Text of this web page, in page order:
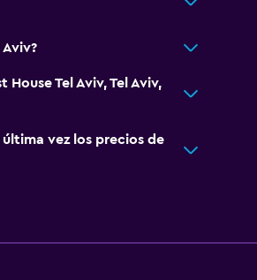
House Tel Aviv, Tel Aviv,
vez los precios de